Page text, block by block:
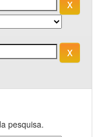
pesquisa.